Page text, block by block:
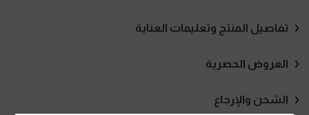
تفاصيل المنتج وتعليمات العناية
العروض الحصرية
الشحن والإرجاع